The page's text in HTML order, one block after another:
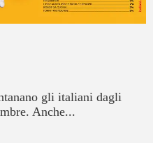
gli italiani dagli
Anche...